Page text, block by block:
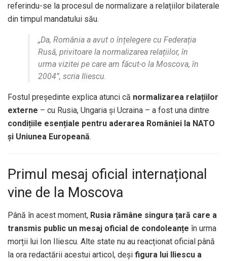
referindu-se la procesul de normalizare a relațiilor bilaterale
din timpul mandatului său.
„Da, România a avut o înțelegere cu Federația
Rusă, privitoare la normalizarea relațiilor, în
urma vizitei pe care am făcut-o la Moscova, în
2004”, scria Iliescu.
Fostul președinte explica atunci că normalizarea relațiilor
externe – cu Rusia, Ungaria și Ucraina – a fost una dintre
condițiile esențiale pentru aderarea României la NATO
și Uniunea Europeană.
Primul mesaj oficial internațional
vine de la Moscova
Până în acest moment, Rusia rămâne singura țară care a
transmis public un mesaj oficial de condoleanțe în urma
morții lui Ion Iliescu. Alte state nu au reacționat oficial până
la ora redactării acestui articol, deși figura lui Iliescu a